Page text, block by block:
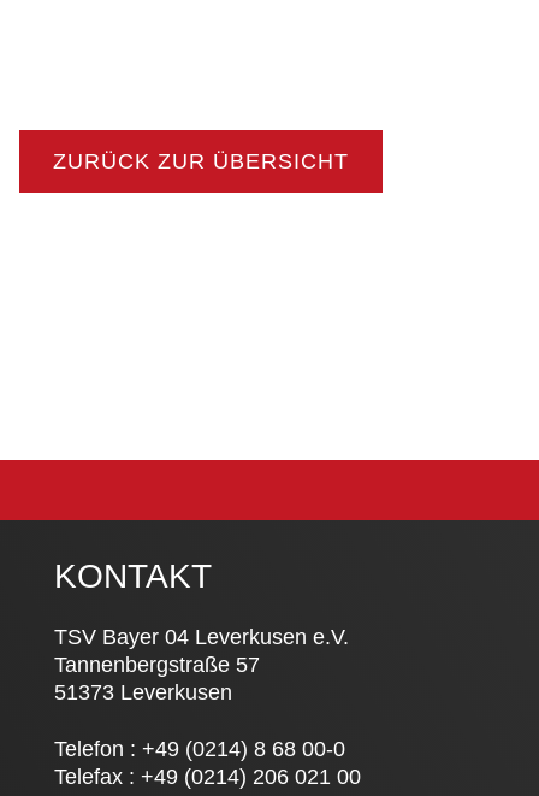
ZURÜCK ZUR ÜBERSICHT
KONTAKT
TSV Bayer 04 Leverkusen e.V.
Tannenbergstraße 57
51373 Leverkusen
Telefon : +49 (0214) 8 68 00-0
Telefax : +49 (0214) 206 021 00